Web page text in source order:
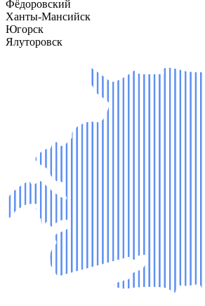
Фёдоровский
Ханты-Мансийск
Югорск
Ялуторовск